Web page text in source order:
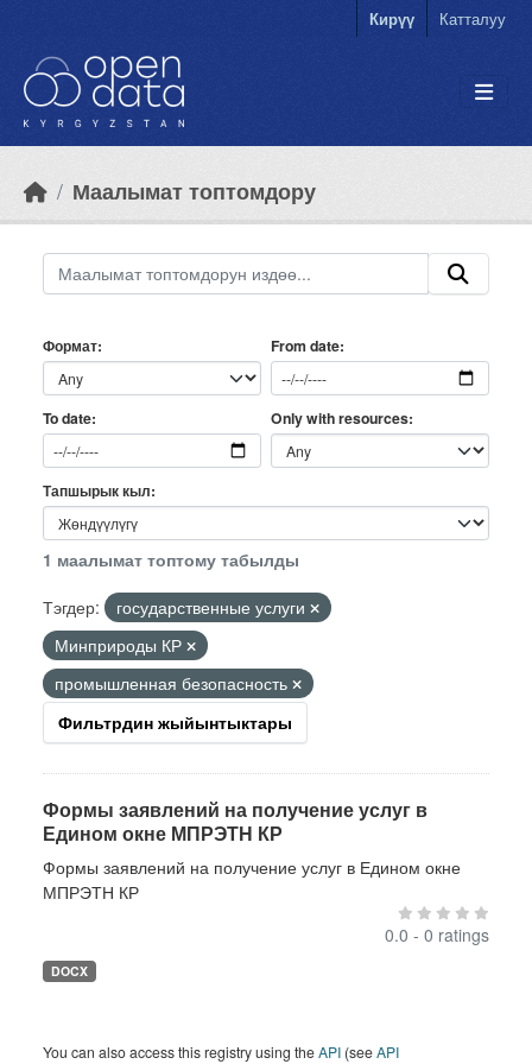
Кирүү Катталуу
Маалымат топтомдору
Формат From date
To date Only with resources
Тапшырык кыл
1 маалымат топтому табылды
Тэгдер:
государственные услуги
Минприроды КР
промышленная безопасность
Фильтрдин жыйынтыктары
Формы заявлений на получение услуг в
Едином окне МПРЭТН КР
Формы заявлений на получение услуг в Едином окне
МПРЭТН КР
0.0 - 0 ratings
DOCX
You can also access this registry using theAPI (seeAPI